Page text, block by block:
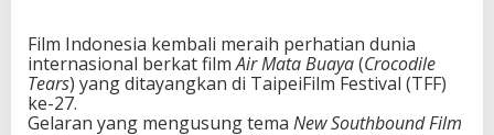
Film Indonesia kembali meraih perhatian dunia
internasional berkat filmAir Mata Buaya(Crocodile
Tears) yang ditayangkan di TaipeiFilm Festival (TFF)
ke-27.
Gelaran yang mengusung tema New Southbound Film